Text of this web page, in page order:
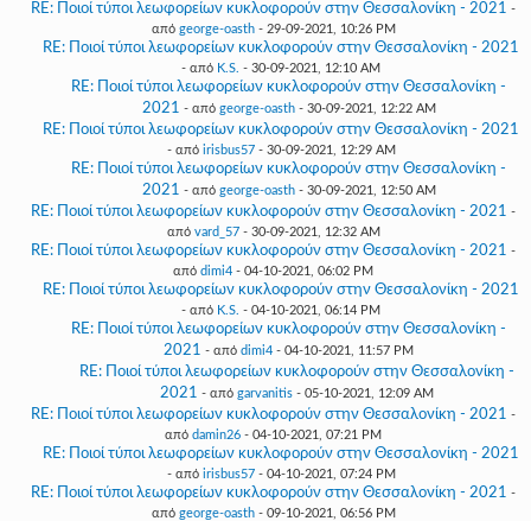
RE: Ποιοί τύποι λεωφορείων κυκλοφορούν στην Θεσσαλονίκη - 2021 -
από george-oasth- 29-09-2021, 10:26 PM
RE: Ποιοί τύποι λεωφορείων κυκλοφορούν στην Θεσσαλονίκη - 2021
- από K.S. - 30-09-2021, 12:10 AM
RE: Ποιοί τύποι λεωφορείων κυκλοφορούν στην Θεσσαλονίκη -
2021 - από george-oasth- 30-09-2021, 12:22 AM
RE: Ποιοί τύποι λεωφορείων κυκλοφορούν στην Θεσσαλονίκη - 2021
- από irisbus57- 30-09-2021, 12:29 AM
RE: Ποιοί τύποι λεωφορείων κυκλοφορούν στην Θεσσαλονίκη -
2021 - από george-oasth- 30-09-2021, 12:50 AM
RE: Ποιοί τύποι λεωφορείων κυκλοφορούν στην Θεσσαλονίκη - 2021 -
από vard_57- 30-09-2021, 12:32 AM
RE: Ποιοί τύποι λεωφορείων κυκλοφορούν στην Θεσσαλονίκη - 2021 -
από dimi4 - 04-10-2021, 06:02 PM
RE: Ποιοί τύποι λεωφορείων κυκλοφορούν στην Θεσσαλονίκη - 2021
- από K.S. - 04-10-2021, 06:14 PM
RE: Ποιοί τύποι λεωφορείων κυκλοφορούν στην Θεσσαλονίκη -
2021 - από dimi4 - 04-10-2021, 11:57 PM
RE: Ποιοί τύποι λεωφορείων κυκλοφορούν στην Θεσσαλονίκη -
2021 - από garvanitis- 05-10-2021, 12:09 AM
RE: Ποιοί τύποι λεωφορείων κυκλοφορούν στην Θεσσαλονίκη - 2021 -
από damin26 - 04-10-2021, 07:21 PM
RE: Ποιοί τύποι λεωφορείων κυκλοφορούν στην Θεσσαλονίκη - 2021
- από irisbus57- 04-10-2021, 07:24 PM
RE: Ποιοί τύποι λεωφορείων κυκλοφορούν στην Θεσσαλονίκη - 2021 -
από george-oasth- 09-10-2021, 06:56 PM